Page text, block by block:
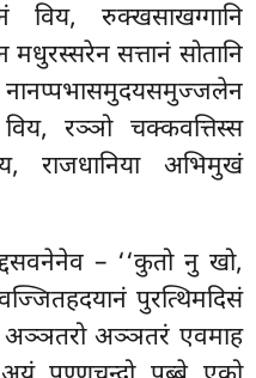
विय, रुक्खसाखग्गानि
मधुरस्सरेनसत्तानं सोतानि
नानप्पभासमुदयसमुज्जलेन
रञ्ञो चक्कवत्तिस्स
राजधानिया अभिमुखं
– ‘‘कुतो नु खो,
पुरत्थिमदिसं
अञ्ञतरं एवमाह